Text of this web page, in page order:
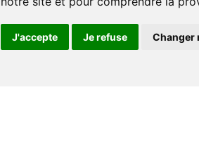
J'accepte Je refuse